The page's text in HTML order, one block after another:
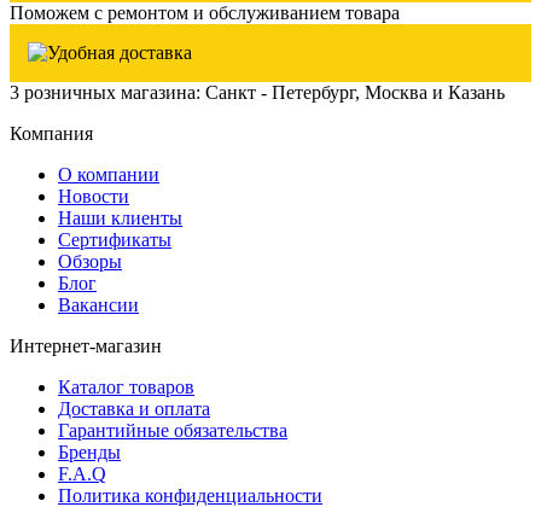
Поможем с ремонтом и обслуживанием товара
3 розничных магазина: Санкт - Петербург, Москва и Казань
Компания
О компании
Новости
Наши клиенты
Сертификаты
Обзоры
Блог
Вакансии
Интернет-магазин
Каталог товаров
Доставка и оплата
Гарантийные обязательства
Бренды
F.A.Q
Политика конфиденциальности